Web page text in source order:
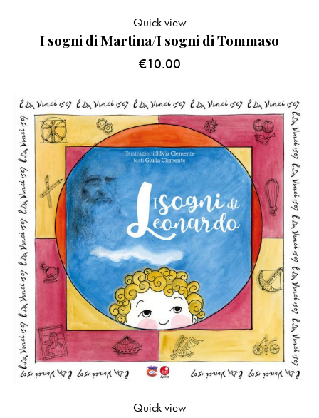
I sogni di Martina/I sogni di Tommaso
€10.00
Quick view
Quick view